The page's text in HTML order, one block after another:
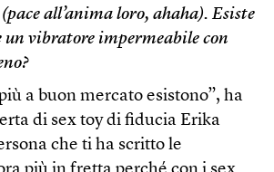
all’anima loro, ahaha). Esiste
un vibratore impermeabile con
a buon mercato esistono”, ha
di sex toy di fiducia Erika
che ti ha scritto le